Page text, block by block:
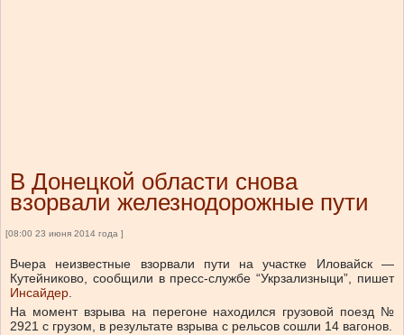
В Донецкой области снова
взорвали железнодорожные пути
[08:00 23 июня 2014 года ]
Вчера неизвестные взорвали пути на участке Иловайск —
Кутейниково, сообщили в пресс-службе “Укрзализныци”, пишет
Инсайдер.
На момент взрыва на перегоне находился грузовой поезд №
2921 с грузом, в результате взрыва с рельсов сошли 14 вагонов.